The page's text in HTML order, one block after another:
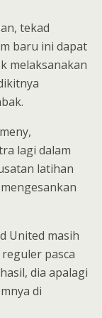
tekad
baru ini dapat
melaksanakan
lagi dalam
latihan
United masih
pasca
dia apalagi
di